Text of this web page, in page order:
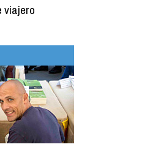
viajero